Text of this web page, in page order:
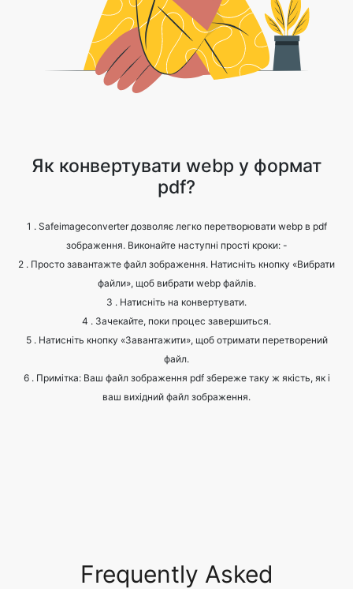
Як конвертувати webp у формат
pdf?
1 . Safeimageconverter дозволяє легко перетворювати webp в pdf
зображення. Виконайте наступні прості кроки: -
2 . Просто завантажте файл зображення. Натисніть кнопку «Вибрати
файли», щоб вибрати webp файлів.
3 . Натисніть на конвертувати.
4 . Зачекайте, поки процес завершиться.
5 . Натисніть кнопку «Завантажити», щоб отримати перетворений
файл.
6 . Примітка: Ваш файл зображення pdf збереже таку ж якість, як і
ваш вихідний файл зображення.
Frequently Asked